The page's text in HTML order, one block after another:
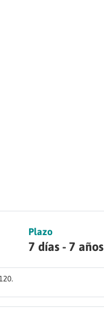
Plazo
7 días - 7 años